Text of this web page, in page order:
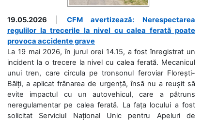
19.05.2026
CFM avertizează: Nerespectarea
regulilor la trecerile la nivel cu calea ferată poate
provoca accidente grave
La 19 mai 2026, în jurul orei 14.15, a fost înregistrat un
incident la o trecere la nivel cu calea ferată. Mecanicul
unui tren, care circula pe tronsonul feroviar Florești-
Bălți, a aplicat frânarea de urgență, însă nu a reușit să
evite impactul cu un autovehicul, care a pătruns
neregulamentar pe calea ferată. La fața locului a fost
solicitat Serviciul Național Unic pentru Apeluri de